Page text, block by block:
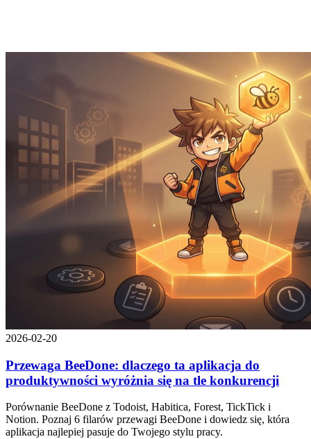
2026-02-20
Przewaga BeeDone: dlaczego ta aplikacja do
produktywności wyróżnia się na tle konkurencji
Porównanie BeeDone z Todoist, Habitica, Forest, TickTick i
Notion. Poznaj 6 filarów przewagi BeeDone i dowiedz się, która
aplikacja najlepiej pasuje do Twojego stylu pracy.